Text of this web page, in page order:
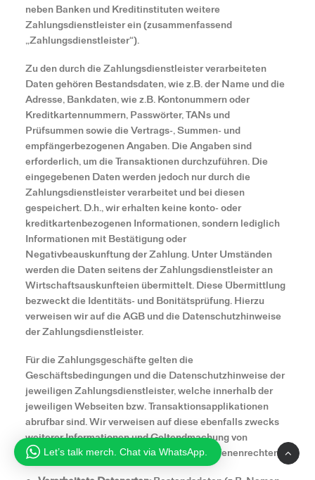
neben Banken und Kreditinstituten weitere
Zahlungsdienstleister ein (zusammenfassend
„Zahlungsdienstleister“).
Zu den durch die Zahlungsdienstleister verarbeiteten
Daten gehören Bestandsdaten, wie z.B. der Name und die
Adresse, Bankdaten, wie z.B. Kontonummern oder
Kreditkartennummern, Passwörter, TANs und
Prüfsummen sowie die Vertrags-, Summen- und
empfängerbezogenen Angaben. Die Angaben sind
erforderlich, um die Transaktionen durchzuführen. Die
eingegebenen Daten werden jedoch nur durch die
Zahlungsdienstleister verarbeitet und bei diesen
gespeichert. D.h., wir erhalten keine konto- oder
kreditkartenbezogenen Informationen, sondern lediglich
Informationen mit Bestätigung oder
Negativbeauskunftung der Zahlung. Unter Umständen
werden die Daten seitens der Zahlungsdienstleister an
Wirtschaftsauskunfteien übermittelt. Diese Übermittlung
bezweckt die Identitäts- und Bonitätsprüfung. Hierzu
verweisen wir auf die AGB und die Datenschutzhinweise
der Zahlungsdienstleister.
Für die Zahlungsgeschäfte gelten die
Geschäftsbedingungen und die Datenschutzhinweise der
jeweiligen Zahlungsdienstleister, welche innerhalb der
jeweiligen Webseiten bzw. Transaktionsapplikationen
abrufbar sind. Wir verweisen auf diese ebenfalls zwecks
weiterer Informationen und Geltendmachung von
Widerrufs-, Auskunfts- und anderen Betroffenenrechten.
Let’s talk merch. Chat via WhatsApp.